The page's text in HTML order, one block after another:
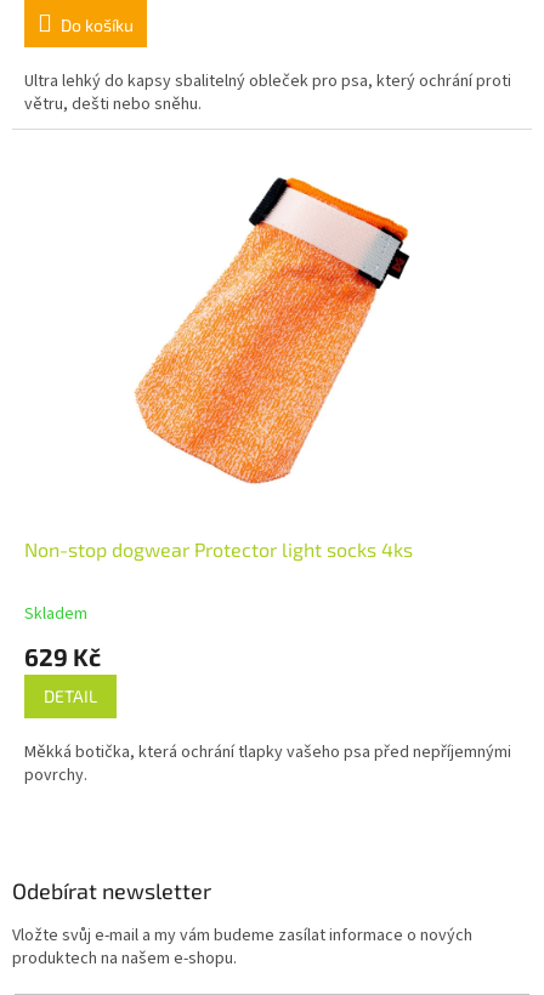
Do košíku
Ultra lehký do kapsy sbalitelný obleček pro psa, který ochrání proti
větru, dešti nebo sněhu.
Non-stop dogwear Protector light socks 4ks
Skladem
629 Kč
DETAIL
Měkká botička, která ochrání tlapky vašeho psa před nepříjemnými
povrchy.
Odebírat newsletter
Vložte svůj e-mail a my vám budeme zasílat informace o nových
produktech na našem e-shopu.